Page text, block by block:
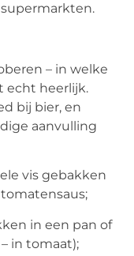
– in welke
echt heerlijk.
bij bier, en
aanvulling
vis gebakken
in een pan of
in tomaat);